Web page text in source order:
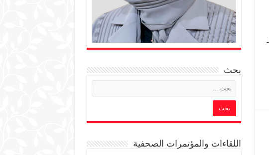
بحث
اللقاءات والمؤتمرات الصحفية